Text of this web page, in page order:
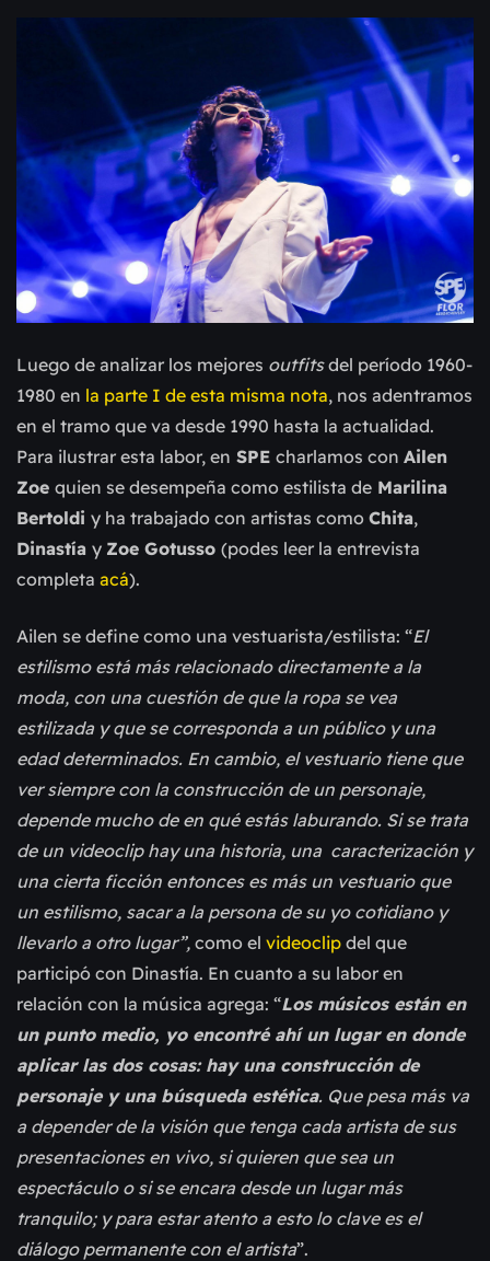
Luego de analizar los mejores outfitsdel período 1960-
1980 en la parte I de esta misma nota, nos adentramos
en el tramo que va desde 1990 hasta la actualidad.
Para ilustrar esta labor, en SPE charlamos con Ailen
Zoe quien se desempeña como estilista de Marilina
Bertoldi y ha trabajado con artistas como Chita,
Dinastía y Zoe Gotusso (podes leer la entrevista
completa acá).
Ailen se define como una vestuarista/estilista: “El
estilismo está más relacionado directamente a la
moda, con una cuestión de que la ropa se vea
estilizada y que se corresponda a un público y una
edad determinados. En cambio, el vestuario tiene que
ver siempre con la construcción de un personaje,
depende mucho de en qué estás laburando. Si se trata
de un videoclip hay una historia, una caracterización y
una cierta ficción entonces es más un vestuario que
un estilismo, sacar a la persona de su yo cotidiano y
llevarlo a otro lugar”, como el videoclip del que
participó con Dinastía. En cuanto a su labor en
relación con la música agrega: “Los músicos están en
un punto medio, yo encontré ahí un lugar en donde
aplicar las dos cosas: hay una construcción de
personaje y una búsqueda estética. Que pesa más va
a depender de la visión que tenga cada artista de sus
presentaciones en vivo, si quieren que sea un
espectáculo o si se encara desde un lugar más
tranquilo; y para estar atento a esto lo clave es el
diálogo permanente con el artista”.